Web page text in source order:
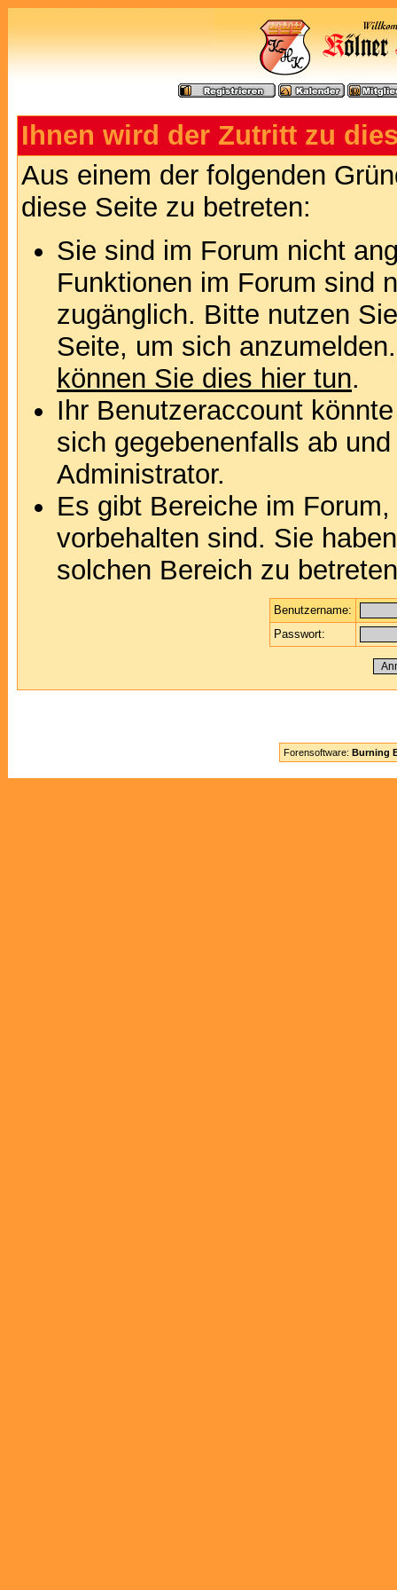
Ihnen wird der Zutritt zu
Aus einem der folgenden
diese Seite zu betreten:
Sie sind im Forum nicht
Funktionen im Forum sind
zugänglich. Bitte nutzen
Seite, um sich
können Sie dies hier tun.
Ihr Benutzeraccount
sich gegebenenfalls ab
Administrator.
Es gibt Bereiche im
vorbehalten sind. Sie
solchen Bereich zu
Benutzername:
Passwort:
Forensoftware: Burning